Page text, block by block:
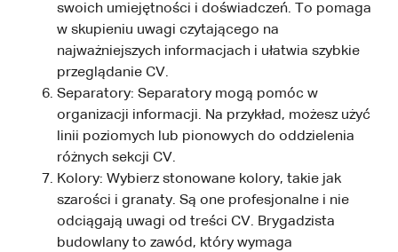
swoich umiejętności i doświadczeń. To pomaga
w skupieniu uwagi czytającego na
najważniejszych informacjach i ułatwia szybkie
przeglądanie CV.
Separatory: Separatory mogą pomóc w
organizacji informacji. Na przykład, możesz użyć
linii poziomych lub pionowych do oddzielenia
różnych sekcji CV.
Kolory: Wybierz stonowane kolory, takie jak
szarości i granaty. Są one profesjonalne i nie
odciągają uwagi od treści CV. Brygadzista
budowlany to zawód, który wymaga